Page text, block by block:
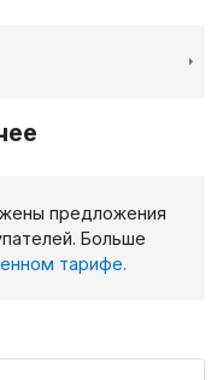
предложения
Больше
тарифе.